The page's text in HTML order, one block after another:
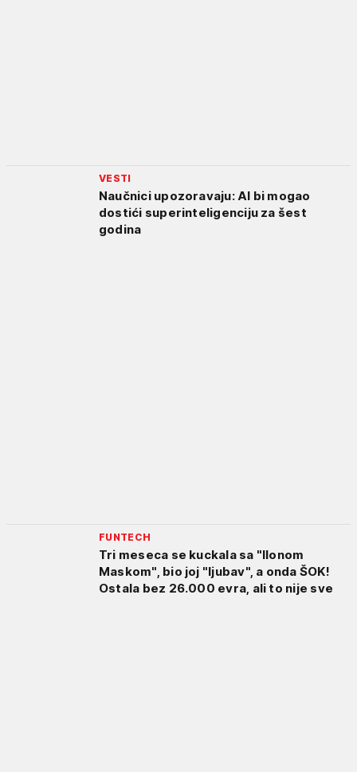
VESTI
Naučnici upozoravaju: AI bi mogao
dostići superinteligenciju za šest
godina
FUNTECH
Tri meseca se kuckala sa "Ilonom
Maskom", bio joj "ljubav", a onda ŠOK!
Ostala bez 26.000 evra, ali to nije sve